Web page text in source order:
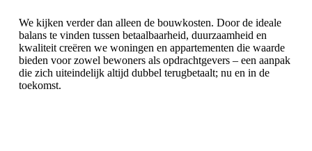
We kijken verder dan alleen de bouwkosten. Door de ideale
balans te vinden tussen betaalbaarheid, duurzaamheid en
kwaliteit creëren we woningen en appartementen die waarde
bieden voor zowel bewoners als opdrachtgevers – een aanpak
die zich uiteindelijk altijd dubbel terugbetaalt; nu en in de
toekomst.